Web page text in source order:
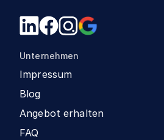
Unternehmen
Impressum
Blog
Angebot erhalten
FAQ